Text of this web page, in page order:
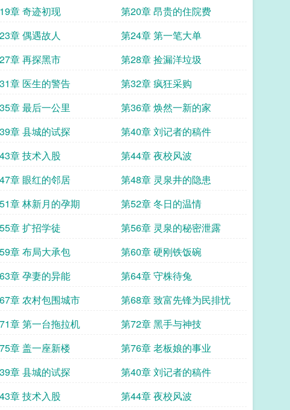
章 奇迹初现
第20章 昂贵的住院费
章 偶遇故人
第24章 第一笔大单
章 再探黑市
第28章 捡漏洋垃圾
章 医生的警告
第32章 疯狂采购
章 最后一公里
第36章 焕然一新的家
章 县城的试探
第40章 刘记者的稿件
章 技术入股
第44章 夜校风波
章 眼红的邻居
第48章 灵泉井的隐患
章 林新月的孕期
第52章 冬日的温情
章 扩招学徒
第56章 灵泉的秘密泄露
章 布局大承包
第60章 硬刚铁饭碗
章 孕妻的异能
第64章 守株待兔
章 农村包围城市
第68章 致富先锋为民排忧
章 第一台拖拉机
第72章 黑手与神技
章 盖一座新楼
第76章 老板娘的事业
章 县城的试探
第40章 刘记者的稿件
章 技术入股
第44章 夜校风波